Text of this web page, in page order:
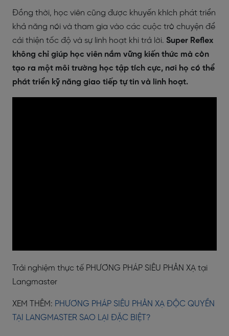
Đồng thời, học viên cũng được khuyến khích phát triển
khả năng nói và tham gia vào các cuộc trò chuyện để
cải thiện tốc độ và sự linh hoạt khi trả lời. Super Reflex
không chỉ giúp học viên nắm vững kiến thức mà còn
tạo ra một môi trường học tập tích cực, nơi họ có thể
phát triển kỹ năng giao tiếp tự tin và linh hoạt.
Trải nghiệm thực tế PHƯƠNG PHÁP SIÊU PHẢN XẠ tại
Langmaster
XEM THÊM: PHƯƠNG PHÁP SIÊU PHẢN XẠ ĐỘC QUYỀN
TẠI LANGMASTER SAO LẠI ĐẶC BIỆT?